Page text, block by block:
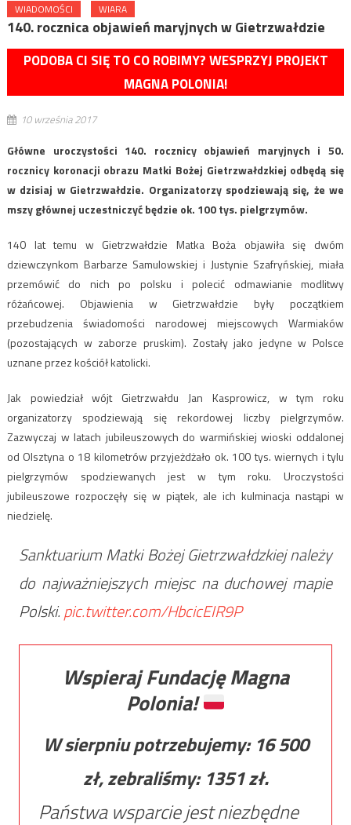
WIADOMOŚCI WIARA
140. rocznica objawień maryjnych w Gietrzwałdzie
PODOBA CI SIĘ TO CO ROBIMY? WESPRZYJ PROJEKT
MAGNA POLONIA!
10 września 2017
Główne uroczystości 140. rocznicy objawień maryjnych i 50.
rocznicy koronacji obrazu Matki Bożej Gietrzwałdzkiej odbędą się
w dzisiaj w Gietrzwałdzie. Organizatorzy spodziewają się, że we
mszy głównej uczestniczyć będzie ok. 100 tys. pielgrzymów.
140 lat temu w Gietrzwałdzie Matka Boża objawiła się dwóm
dziewczynkom Barbarze Samulowskiej i Justynie Szafryńskiej, miała
przemówić do nich po polsku i polecić odmawianie modlitwy
różańcowej. Objawienia w Gietrzwałdzie były początkiem
przebudzenia świadomości narodowej miejscowych Warmiaków
(pozostających w zaborze pruskim). Zostały jako jedyne w Polsce
uznane przez kościół katolicki.
Jak powiedział wójt Gietrzwałdu Jan Kasprowicz, w tym roku
organizatorzy spodziewają się rekordowej liczby pielgrzymów.
Zazwyczaj w latach jubileuszowych do warmińskiej wioski oddalonej
od Olsztyna o 18 kilometrów przyjeżdżało ok. 100 tys. wiernych i tylu
pielgrzymów spodziewanych jest w tym roku. Uroczystości
jubileuszowe rozpoczęły się w piątek, ale ich kulminacja nastąpi w
niedzielę.
Sanktuarium Matki Bożej Gietrzwałdzkiej należy
do najważniejszych miejsc na duchowej mapie
Polski.pic.twitter.com/HbcicEIR9P
Wspieraj Fundację Magna
Polonia!
W sierpniu potrzebujemy: 16 500
zł, zebraliśmy: 1351zł.
Państwa wsparcie jest niezbędne